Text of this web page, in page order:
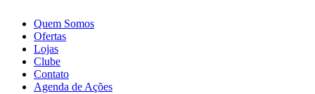
Quem Somos
Ofertas
Lojas
Clube
Contato
Agenda de Ações